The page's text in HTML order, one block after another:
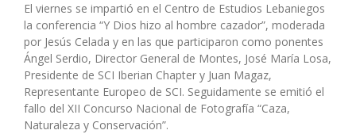
El viernes se impartió en el Centro de Estudios Lebaniegos
la conferencia “Y Dios hizo al hombre cazador”, moderada
por Jesús Celada y en las que participaron como ponentes
Ángel Serdio, Director General de Montes, José María Losa,
Presidente de SCI Iberian Chapter y Juan Magaz,
Representante Europeo de SCI. Seguidamente se emitió el
fallo del XII Concurso Nacional de Fotografía “Caza,
Naturaleza y Conservación”.